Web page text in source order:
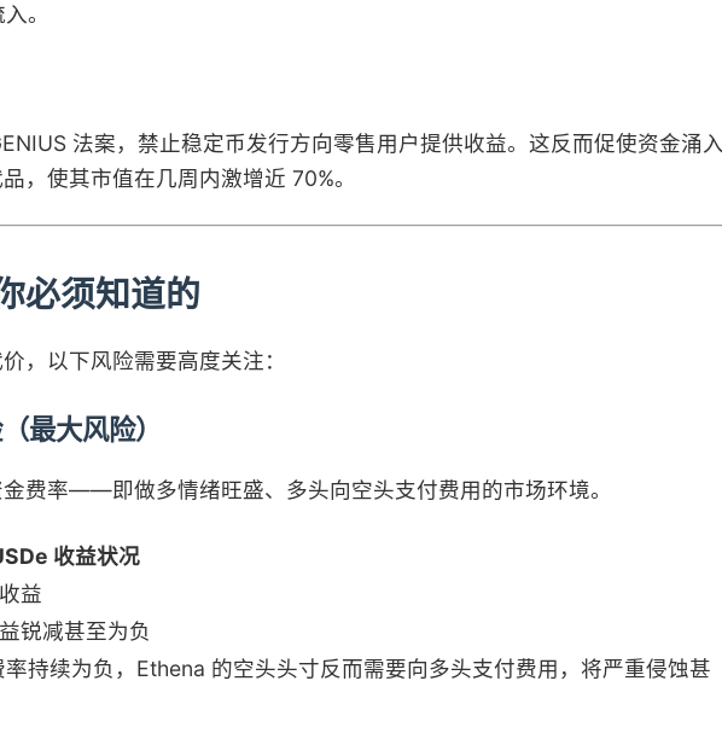
。
法案，禁止稳定币发行方向零售用户提供收益。这反而促使资金涌入
，使其市值在几周内激增近 70%。
必须知道的
，以下风险需要高度关注：
最大风险）
费率——即做多情绪旺盛、多头向空头支付费用的市场环境。
收益状况
益
锐减甚至为负
持续为负，Ethena 的空头头寸反而需要向多头支付费用，将严重侵蚀甚